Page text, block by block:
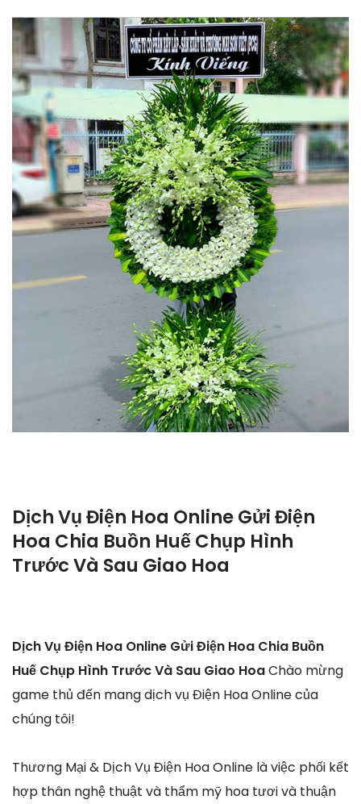
Dịch Vụ Điện Hoa Online Gửi Điện
Hoa Chia Buồn Huế Chụp Hình
Trước Và Sau Giao Hoa
Dịch Vụ Điện Hoa Online Gửi Điện Hoa Chia Buồn
Huế Chụp Hình Trước Và Sau Giao HoaChào mừng
game thủ đến mang dịch vụ Điện Hoa Online của
chúng tôi!
Thương Mại & Dịch Vụ Điện Hoa Online là việc phối kết
hợp thân nghệ thuật và thẩm mỹ hoa tươi và thuận